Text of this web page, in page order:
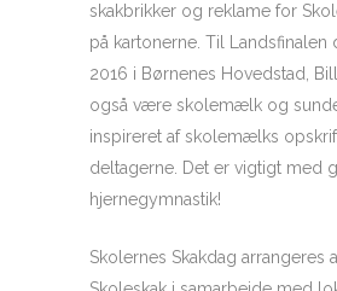
skakbrikker og reklame for
på kartonerne. Til Landsfinalen
2016 i Børnenes Hovedstad,
også være skolemælk og
inspireret af skolemælks
deltagerne. Det er vigtigt med
hjernegymnastik!
Skolernes Skakdag arrangeres